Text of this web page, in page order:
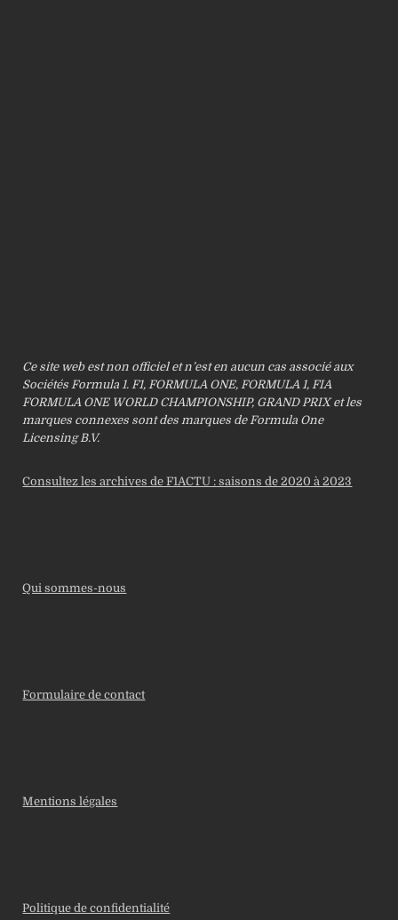
Ce site web est non officiel et n’est en aucun cas associé aux
Sociétés Formula 1. F1, FORMULA ONE, FORMULA 1, FIA
FORMULA ONE WORLD CHAMPIONSHIP, GRAND PRIX et les
marques connexes sont des marques de Formula One
Licensing B.V.
Consultez les archives de F1ACTU : saisons de 2020 à 2023
Qui sommes-nous
Formulaire de contact
Mentions légales
Politique de confidentialité